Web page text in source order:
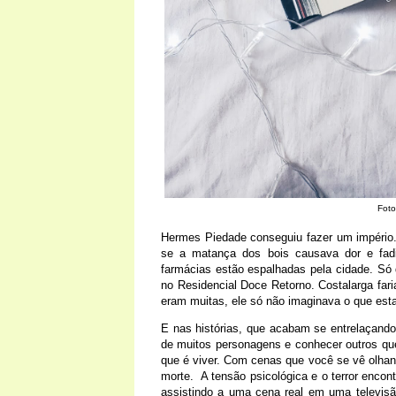
Hermes Piedade conseguiu fazer um
se a matança dos bois causava dor e
farmácias estão espalhadas pela cidade.
no Residencial Doce Retorno. Costalarga
eram muitas, ele só não imaginava o que
E nas histórias, que acabam se
de muitos personagens e conhecer outros
que é viver. Com cenas que você se vê
morte. A tensão psicológica e o terror
assistindo a uma cena real em uma